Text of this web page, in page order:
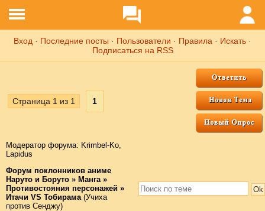
Вход · Последние посты · Пользователи · Правила · Искать ·
Подписаться на RSS
Страница 1 из 1 1
Модератор форума: Krimbel-Ko,
Lapidus
Форум поклонников аниме
Наруто и Боруто » Манга »
Противостояния персонажей »
Итачи VS Тобирама (Учиха
против Сенджу)